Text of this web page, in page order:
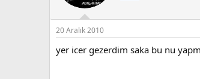
20 Aralık 2010
yer icer gezerdim saka bu nu